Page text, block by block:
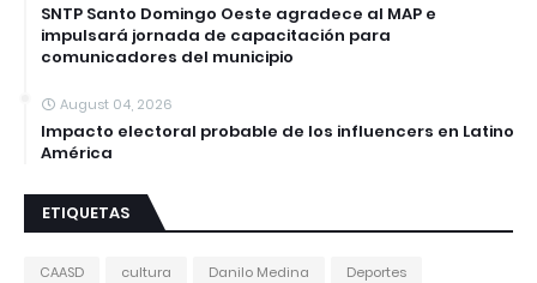
SNTP Santo Domingo Oeste agradece al MAP e
impulsará jornada de capacitación para
comunicadores del municipio
August 04, 2026
Impacto electoral probable de los influencers en Latino
América
ETIQUETAS
CAASD cultura Danilo Medina
Deportes